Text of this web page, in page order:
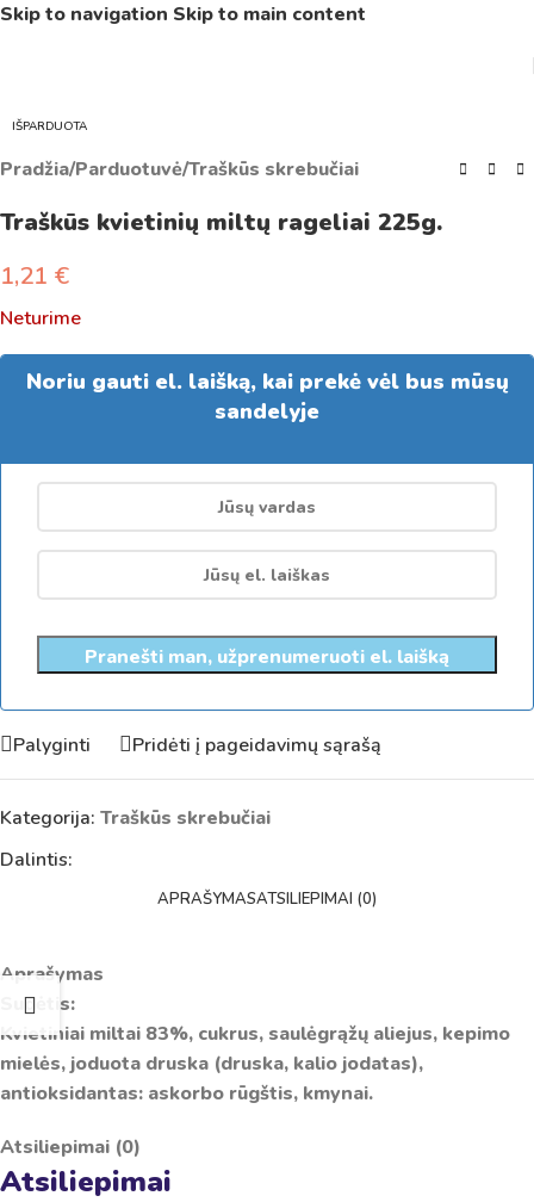
Skip to navigation Skip to main content
IŠPARDUOTA
Pradžia/Parduotuvė/Traškūs skrebučiai
Traškūs kvietinių miltų rageliai 225g.
1,21 €
Neturime
Noriu gauti el. laišką, kai prekė vėl bus mūsų
sandelyje
Pranešti man, užprenumeruoti el. laišką
Palyginti Pridėti į pageidavimų sąrašą
Kategorija: Traškūs skrebučiai
Dalintis:
APRAŠYMASATSILIEPIMAI (0)
Aprašymas
Sudėtis:
Kvietiniai miltai 83%, cukrus, saulėgrąžų aliejus, kepimo
mielės, joduota druska (druska, kalio jodatas),
antioksidantas: askorbo rūgštis, kmynai.
Atsiliepimai (0)
Atsiliepimai